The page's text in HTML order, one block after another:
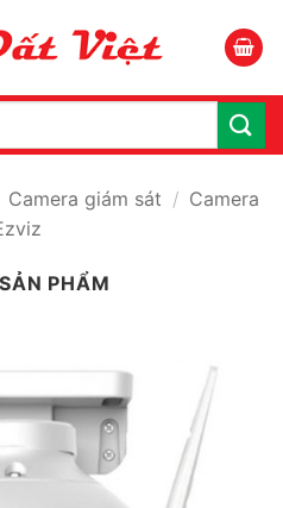
Camera giám sát / Camera
PHẨM